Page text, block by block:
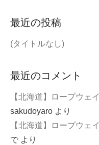
最近の投稿
(タイトルなし)
最近のコメント
【北海道】ロープウェ
sakudoyaro より
【北海道】ロープウェ
で より